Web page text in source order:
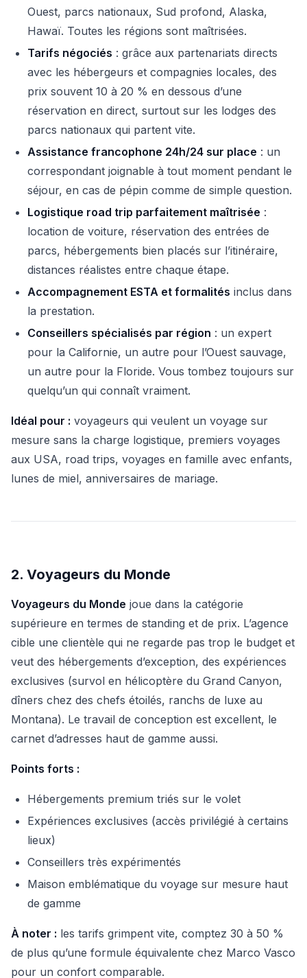
Ouest, parcs nationaux, Sud profond, Alaska,
Hawaï. Toutes les régions sont maîtrisées.
Tarifs négociés : grâce aux partenariats directs
avec les hébergeurs et compagnies locales, des
prix souvent 10 à 20 % en dessous d’une
réservation en direct, surtout sur les lodges des
parcs nationaux qui partent vite.
Assistance francophone 24h/24 sur place : un
correspondant joignable à tout moment pendant le
séjour, en cas de pépin comme de simple question.
Logistique road trip parfaitement maîtrisée :
location de voiture, réservation des entrées de
parcs, hébergements bien placés sur l’itinéraire,
distances réalistes entre chaque étape.
Accompagnement ESTA et formalités inclus dans
la prestation.
Conseillers spécialisés par région : un expert
pour la Californie, un autre pour l’Ouest sauvage,
un autre pour la Floride. Vous tombez toujours sur
quelqu’un qui connaît vraiment.
Idéal pour : voyageurs qui veulent un voyage sur
mesure sans la charge logistique, premiers voyages
aux USA, road trips, voyages en famille avec enfants,
lunes de miel, anniversaires de mariage.
2. Voyageurs du Monde
Voyageurs du Monde joue dans la catégorie
supérieure en termes de standing et de prix. L’agence
cible une clientèle qui ne regarde pas trop le budget et
veut des hébergements d’exception, des expériences
exclusives (survol en hélicoptère du Grand Canyon,
dîners chez des chefs étoilés, ranchs de luxe au
Montana). Le travail de conception est excellent, le
carnet d’adresses haut de gamme aussi.
Points forts :
Hébergements premium triés sur le volet
Expériences exclusives (accès privilégié à certains
lieux)
Conseillers très expérimentés
Maison emblématique du voyage sur mesure haut
de gamme
À noter : les tarifs grimpent vite, comptez 30 à 50 %
de plus qu’une formule équivalente chez Marco Vasco
pour un confort comparable.